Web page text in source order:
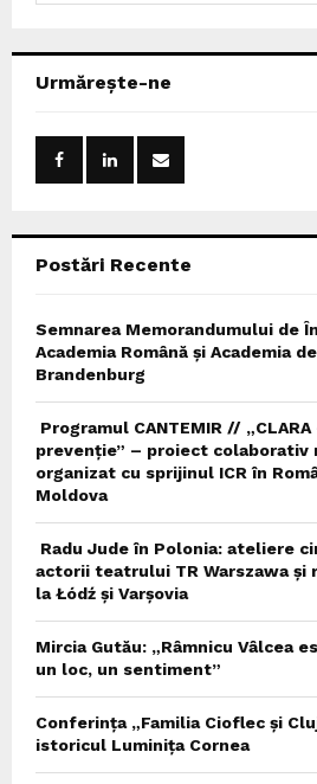
h
Urmărește-ne
Postări Recente
Semnarea Memorandumului de
Academia Română și Academia
Brandenburg
Programul CANTEMIR //
prevenție” – proiect colaborativ
organizat cu sprijinul ICR în
Moldova
Radu Jude în Polonia: ateliere
actorii teatrului TR Warszawa
la Łódź și Varșovia
Mircia Gutău: „Râmnicu Vâlcea
un loc, un sentiment”
Conferința „Familia Cioflec și
istoricul Luminița Cornea